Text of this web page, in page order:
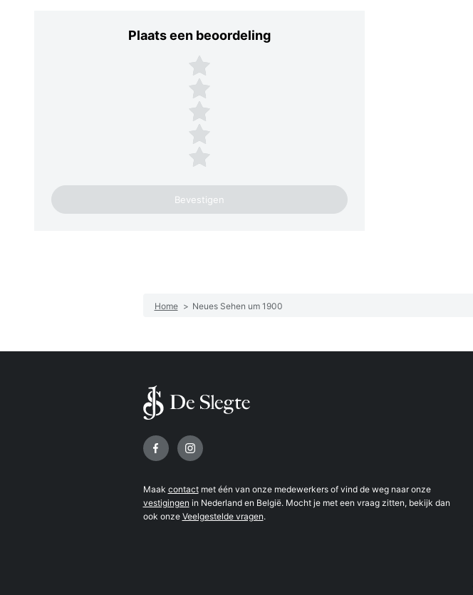
Plaats een beoordeling
Plaats een beoordeling
5 sterren
4 sterren
3 sterren
2 sterren
1 ster
Home > Neues Sehen um 1900
Volg ons op
Maak contactmet één van onze medewerkers of vind de weg naar onze
vestigingen in Nederland en België. Mocht je met een vraag zitten, bekijk dan
ook onze Veelgestelde vragen.